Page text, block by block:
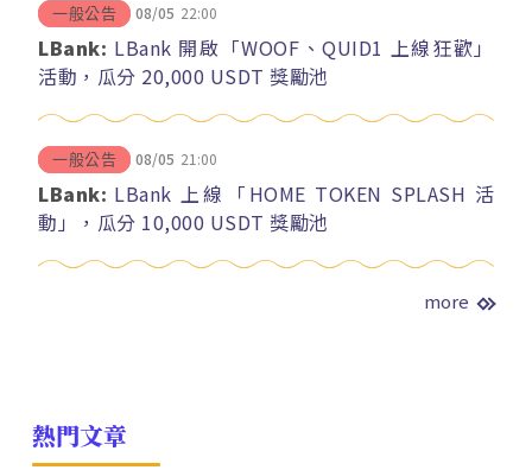
一般公告 08/05 22:00
LBank: LBank 開啟「WOOF、QUID1 上線狂歡」
活動，瓜分 20,000 USDT 獎勵池
一般公告 08/05 21:00
LBank: LBank 上線「HOME TOKEN SPLASH 活
動」，瓜分 10,000 USDT 獎勵池
more
熱門文章